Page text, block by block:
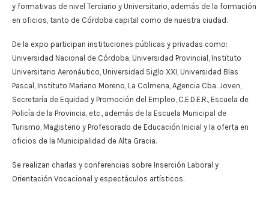
y formativas de nivel Terciario y Universitario, además de la formación
en oficios, tanto de Córdoba capital como de nuestra ciudad.
De la expo participan instituciones públicas y privadas como:
Universidad Nacional de Córdoba, Universidad Provincial, Instituto
Universitario Aeronáutico, Universidad Siglo XXI, Universidad Blas
Pascal, Instituto Mariano Moreno, La Colmena, Agencia Cba. Joven,
Secretaría de Equidad y Promoción del Empleo, C.E.D.E.R., Escuela de
Policía de la Provincia, etc., además de la Escuela Municipal de
Turismo, Magisterio y Profesorado de Educación Inicial y la oferta en
oficios de la Municipalidad de Alta Gracia.
Se realizan charlas y conferencias sobre Inserción Laboral y
Orientación Vocacional y espectáculos artísticos.